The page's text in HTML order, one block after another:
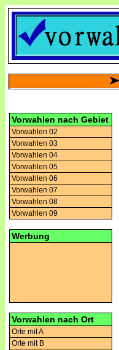
Vorwahlen nach Gebiet
Vorwahlen 02
Vorwahlen 03
Vorwahlen 04
Vorwahlen 05
Vorwahlen 06
Vorwahlen 07
Vorwahlen 08
Vorwahlen 09
Werbung
Vorwahlen nach Ort
Orte mit A
Orte mit B